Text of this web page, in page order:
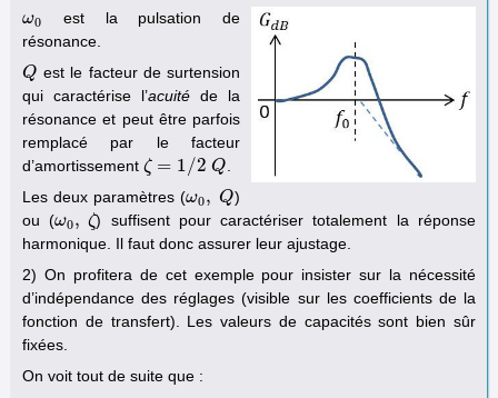
ω0
ω0 est la pulsation de
résonance.
Q
Q est le facteur de surtension
qui caractérise l’acuité de la
résonance et peut être parfois
remplacé par le facteur
d’amortissement ζ = 1/2 Q
ζ=1/ 2 Q
Les deux paramètres (ω0, Q
ω0, Q )
ou (ω0, ζ
ω0, ζ ) suffisent pour caractériser totalement la réponse
harmonique. Il faut donc assurer leur ajustage.
2) On profitera de cet exemple pour insister sur la nécessité
d’indépendance des réglages (visible sur les coefficients de la
fonction de transfert). Les valeurs de capacités sont bien sûr
fixées.
On voit tout de suite que :